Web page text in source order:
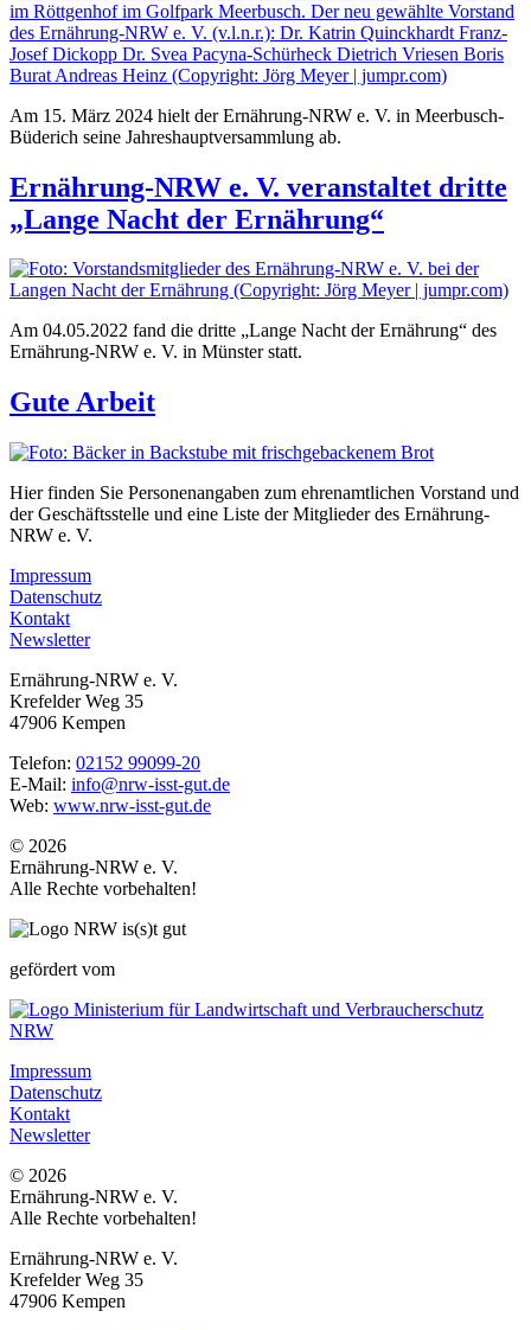
Am 15. März 2024 hielt der Ernährung-NRW e. V. in Meerbusch-
Büderich seine Jahreshauptversammlung ab.
Ernährung-NRW e. V. veranstaltet dritte
„Lange Nacht der Ernährung“
Am 04.05.2022 fand die dritte „Lange Nacht der Ernährung“ des
Ernährung-NRW e. V. in Münster statt.
Gute Arbeit
Hier finden Sie Personenangaben zum ehrenamtlichen Vorstand und
der Geschäftsstelle und eine Liste der Mitglieder des Ernährung-
NRW e. V.
Impressum
Datenschutz
Kontakt
Newsletter
Ernährung-NRW e. V.
Krefelder Weg 35
47906 Kempen
Telefon: 02152 99099-20
E-Mail: info@nrw-isst-gut.de
Web: www.nrw-isst-gut.de
© 2026
Ernährung-NRW e. V.
Alle Rechte vorbehalten!
gefördert vom
Impressum
Datenschutz
Kontakt
Newsletter
© 2026
Ernährung-NRW e. V.
Alle Rechte vorbehalten!
Ernährung-NRW e. V.
Krefelder Weg 35
47906 Kempen